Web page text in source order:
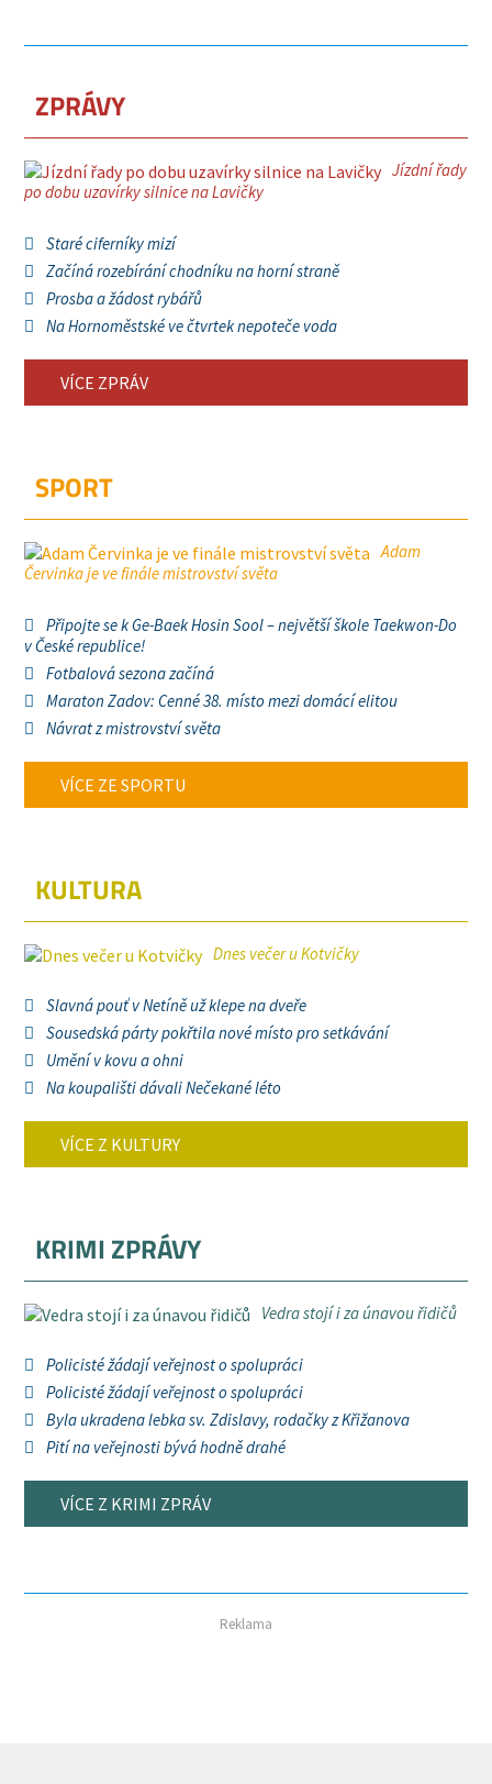
ZPRÁVY
Jízdní řady
po dobu uzavírky silnice na Lavičky
Staré ciferníky mizí
Začíná rozebírání chodníku na horní straně
Prosba a žádost rybářů
Na Hornoměstské ve čtvrtek nepoteče voda
VÍCE ZPRÁV
SPORT
Adam
Červinka je ve finále mistrovství světa
Připojte se k Ge-Baek Hosin Sool – největší škole Taekwon-Do
v České republice!
Fotbalová sezona začíná
Maraton Zadov: Cenné 38. místo mezi domácí elitou
Návrat z mistrovství světa
VÍCE ZE SPORTU
KULTURA
Dnes večer u Kotvičky
Slavná pouť v Netíně už klepe na dveře
Sousedská párty pokřtila nové místo pro setkávání
Umění v kovu a ohni
Na koupališti dávali Nečekané léto
VÍCE Z KULTURY
KRIMI ZPRÁVY
Vedra stojí i za únavou řidičů
Policisté žádají veřejnost o spolupráci
Policisté žádají veřejnost o spolupráci
Byla ukradena lebka sv. Zdislavy, rodačky z Křižanova
Pití na veřejnosti bývá hodně drahé
VÍCE Z KRIMI ZPRÁV
Reklama